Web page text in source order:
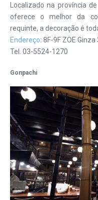
Localizado na província
oferece o melhor da
requinte, a decoração é
Endereço: 8F-9F ZOE
Tel. 03-5524-1270
Gonpachi